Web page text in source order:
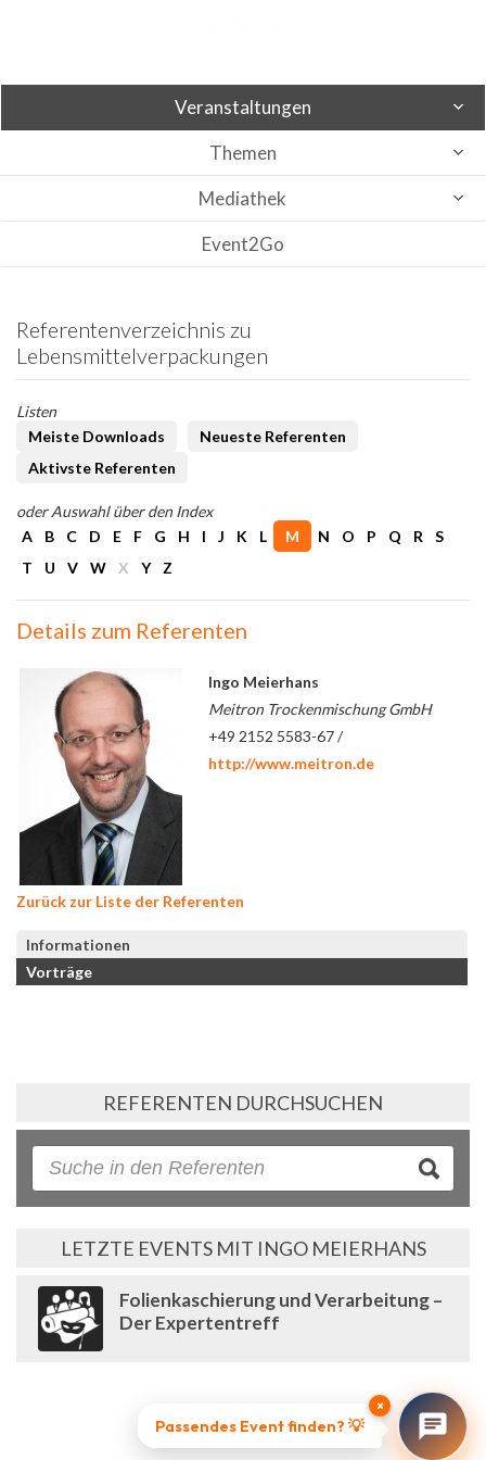
Veranstaltungen
Themen
Mediathek
Event2Go
Referentenverzeichnis zu
Lebensmittelverpackungen
Listen
Meiste Downloads
Neueste Referenten
Aktivste Referenten
oder Auswahl über den Index
A
B C D E F G H I J K L M N O P Q R
S
T
U V W X Y Z
Details zum Referenten
Ingo Meierhans
Meitron Trockenmischung GmbH
+49 2152 5583-67 /
http://www.meitron.de
Zurück zur Liste der Referenten
Informationen
Vorträge
REFERENTEN DURCHSUCHEN
LETZTE EVENTS MIT INGO MEIERHANS
Folienkaschierung und Verarbeitung –
Der Expertentreff
×
Passendes Event finden? 💡